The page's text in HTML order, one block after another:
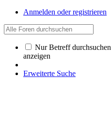
Anmelden oder registrieren
Nur Betreff durchsuchen
anzeigen
Erweiterte Suche